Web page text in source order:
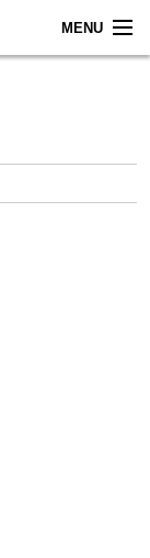
MENU